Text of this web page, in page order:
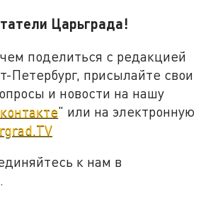
Царьграда!
поделиться с редакцией
Петербург, присылайте свои
и новости на нашу
" или на электронную
к нам в